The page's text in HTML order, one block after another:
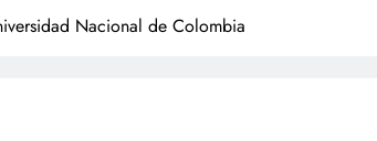
Nacional de Colombia